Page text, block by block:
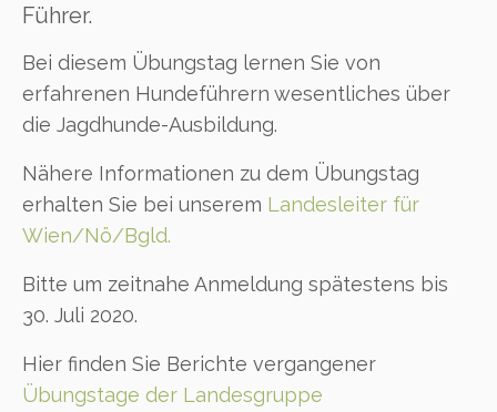
Führer.
Bei diesem Übungstag lernen Sie von
erfahrenen Hundeführern wesentliches über
die Jagdhunde-Ausbildung.
Nähere Informationen zu dem Übungstag
erhalten Sie bei unserem Landesleiter für
Wien/Nö/Bgld.
Bitte um zeitnahe Anmeldung spätestens bis
30. Juli 2020.
Hier finden Sie Berichte vergangener
Übungstage der Landesgruppe